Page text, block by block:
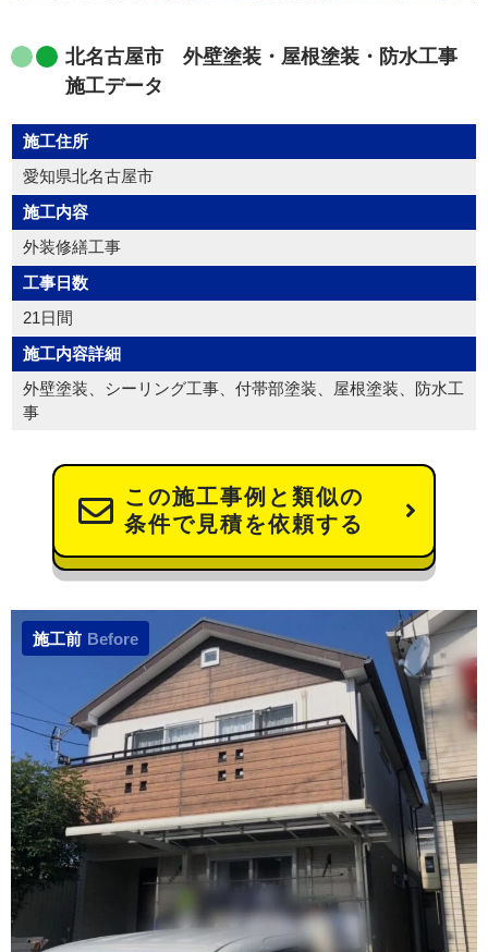
北名古屋市 外壁塗装・屋根塗装・防水工事
施工データ
施工住所
愛知県北名古屋市
施工内容
外装修繕工事
工事日数
21日間
施工内容詳細
外壁塗装、シーリング工事、付帯部塗装、屋根塗装、防水工
事
この施工事例と類似の
条件で見積を依頼する
施工前 Before